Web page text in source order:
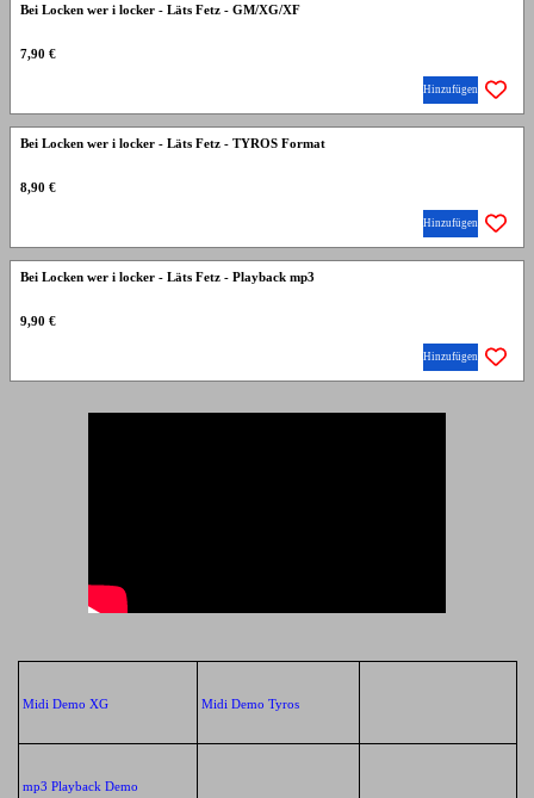
Bei Locken wer i locker - Läts Fetz - GM/XG/XF
7,90 €
Hinzufügen
Bei Locken wer i locker - Läts Fetz - TYROS Format
8,90 €
Hinzufügen
Bei Locken wer i locker - Läts Fetz - Playback mp3
9,90 €
Hinzufügen
Midi Demo XG Midi Demo Tyros
mp3 Playback Demo